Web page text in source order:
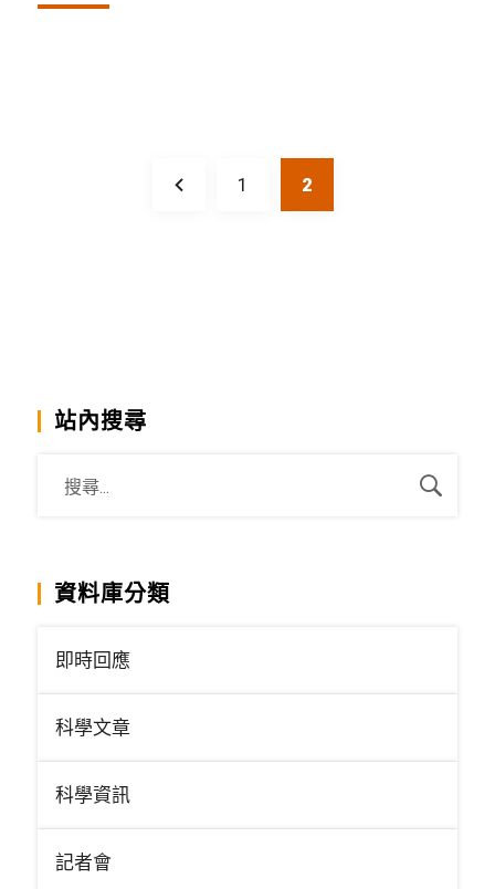
1 2
站內搜尋
資料庫分類
即時回應
科學文章
科學資訊
記者會